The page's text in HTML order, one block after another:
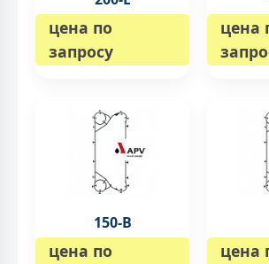
цена по
запросу
цена
150-B
цена по
цена